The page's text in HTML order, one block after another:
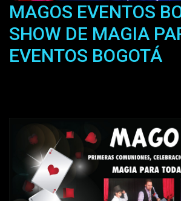
MAGOS EVENTOS
SHOW DE MAGIA
EVENTOS BOGOTÁ